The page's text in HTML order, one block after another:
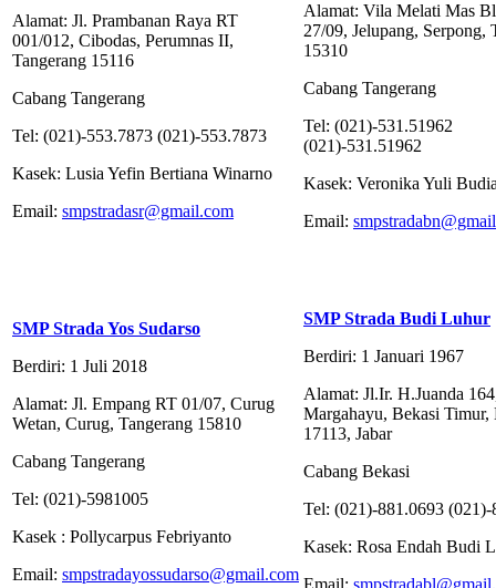
Alamat: Jl. Prambanan Raya RT
001/012, Cibodas, Perumnas II,
Tangerang 15116
Cabang Tangerang
Tel: (021)-553.7873 (021)-553.7873
Kasek: Lusia Yefin Bertiana Winarno
Email: smpstradasr@gmail.com
Alamat: Vila Melati Mas
27/09, Jelupang, Serpong,
15310
Cabang Tangerang
Tel: (021)-531.51962
(021)-531.51962
Kasek: Veronika Yuli
Email:
SMP Strada Yos Sudarso
Berdiri: 1 Juli 2018
Alamat: Jl. Empang RT 01/07, Curug
Wetan, Curug, Tangerang 15810
Cabang Tangerang
Tel: (021)-5981005
Kasek : Pollycarpus Febriyanto
Email: smpstradayossudarso@gmail.com
SMP Strada Budi Luhur
Berdiri: 1 Januari 1967
Alamat: Jl.Ir. H.Juanda
Margahayu, Bekasi Timur,
17113, Jabar
Cabang Bekasi
Tel: (021)-881.0693 (021)-
Kasek: Rosa Endah Budi